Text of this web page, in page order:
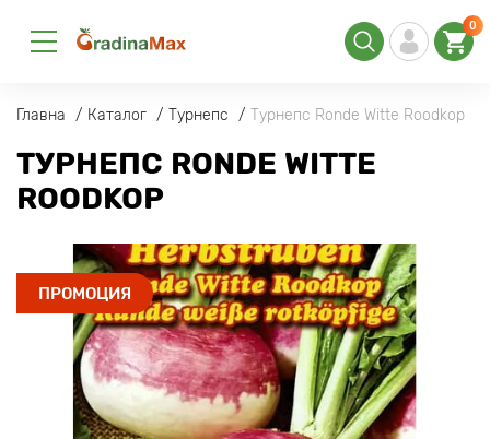
0
Главна Каталог Турнепс Турнепс Ronde Witte Roodkop
ТУРНЕПС RONDE WITTE
ROODKOP
ПРОМОЦИЯ